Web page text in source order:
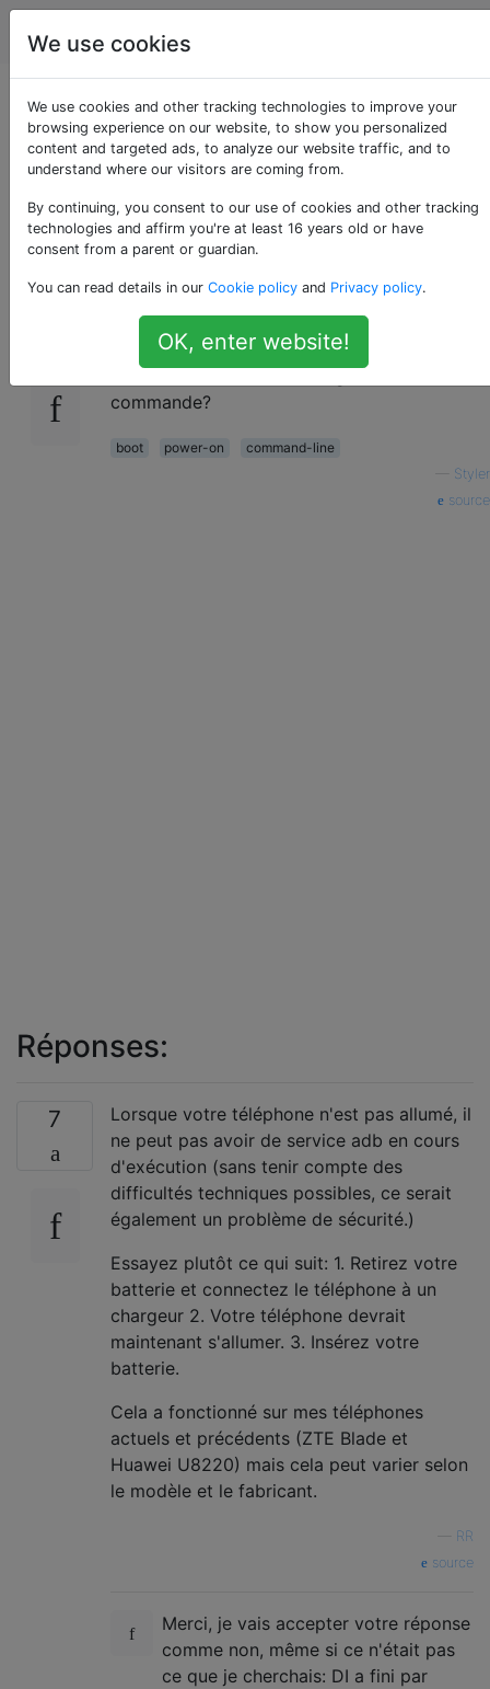
Android
Allumer le téléphone
avec ADB ou
Fastboot?
9
Mon bouton d'alimentation semble avoir
explosé, existe-t-il un moyen de démarrer
mon téléphone en utilisant ADB ou Fastboot
ou une autre interface de ligne de
commande?
boot power-on
command-line
Styler
source
Réponses:
7
Lorsque votre téléphone n'est pas allumé, il
ne peut pas avoir de service adb en cours
d'exécution (sans tenir compte des
difficultés techniques possibles, ce serait
également un problème de sécurité.)
Essayez plutôt ce qui suit: 1. Retirez votre
batterie et connectez le téléphone à un
chargeur 2. Votre téléphone devrait
maintenant s'allumer. 3. Insérez votre
batterie.
Cela a fonctionné sur mes téléphones
actuels et précédents (ZTE Blade et
Huawei U8220) mais cela peut varier selon
le modèle et le fabricant.
RR
source
Merci, je vais accepter votre réponse
comme non, même si ce n'était pas
ce que je cherchais: DI a fini par
We use cookies
We use cookies and other tracking technologies to improve your
browsing experience on our website, to show you personalized
content and targeted ads, to analyze our website traffic, and to
understand where our visitors are coming from.
By continuing, you consent to our use of cookies and other tracking
technologies and affirm you're at least 16 years old or have
consent from a parent or guardian.
You can read details in our Cookie policy and Privacy policy.
OK, enter website!